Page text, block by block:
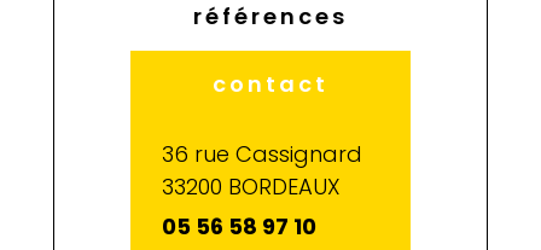
références
contact
36 rue Cassignard
33200 BORDEAUX
05 56 58 97 10